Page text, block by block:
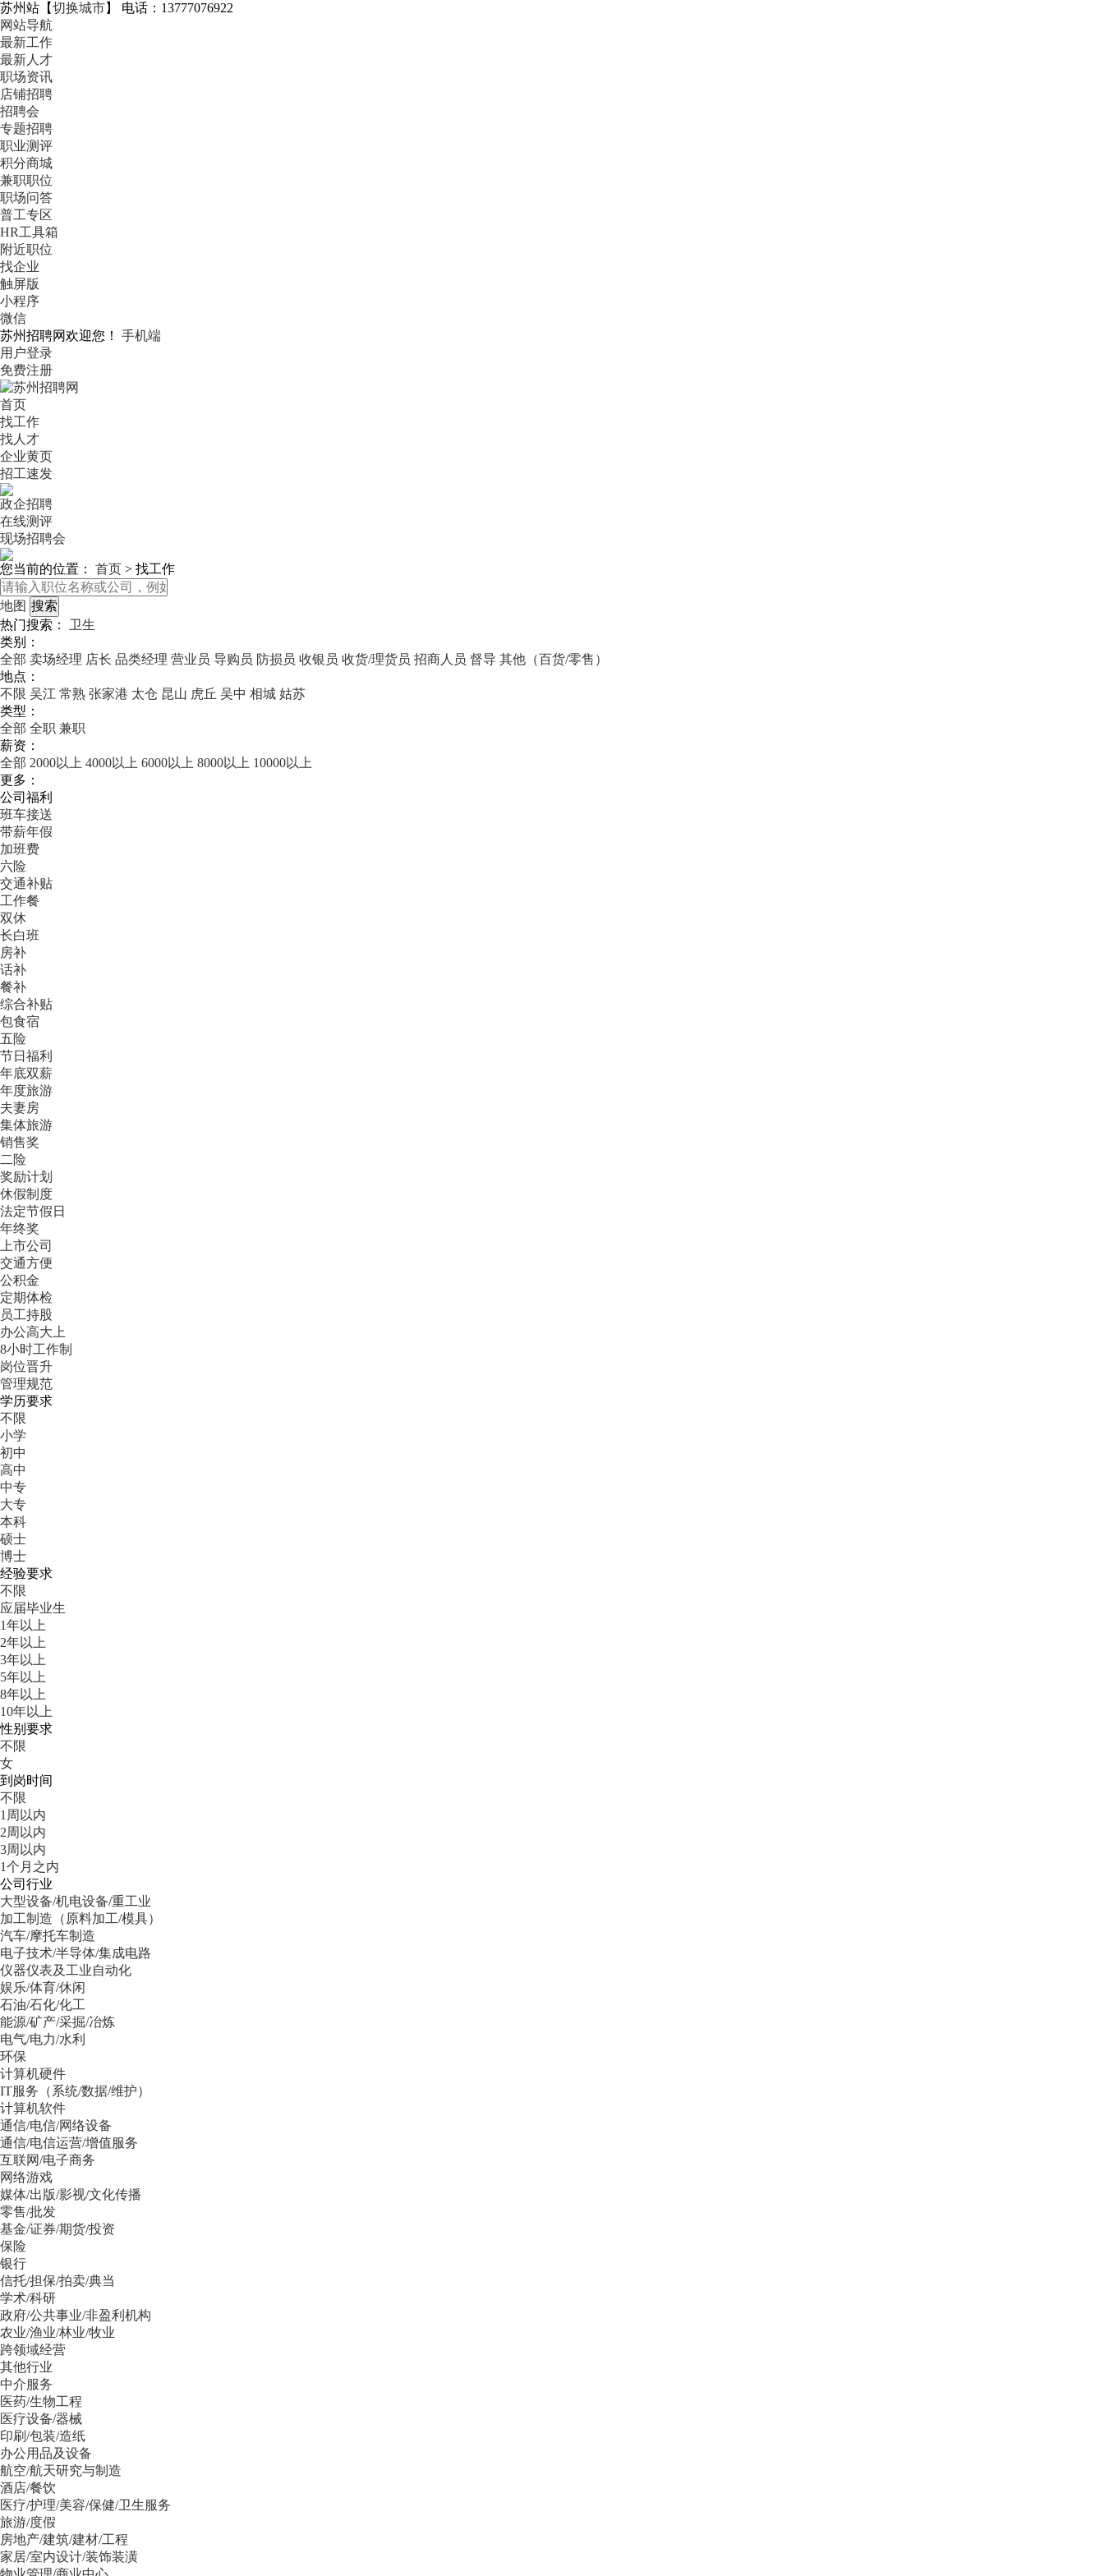
苏州站 【切换城市】
电话：13777076922
网站导航
最新工作
最新人才
职场资讯
店铺招聘
招聘会
专题招聘
职业测评
积分商城
兼职职位
职场问答
普工专区
HR工具箱
附近职位
找企业
触屏版
小程序
微信
苏州招聘网欢迎您！
手机端
用户登录
免费注册
首页
找工作
找人才
企业黄页
招工速发
政企招聘
在线测评
现场招聘会
您当前的位置： 首页 > 找工作
地图
热门搜索： 卫生
类别：
全部 卖场经理 店长 品类经理 营业员 导购员 防损员 收银员 收货/理货员 招商人员 督导 其他（百货/零售）
地点：
不限 吴江 常熟 张家港 太仓 昆山 虎丘 吴中 相城 姑苏
类型：
全部 全职 兼职
薪资：
全部 2000以上 4000以上 6000以上 8000以上 10000以上
更多：
公司福利
班车接送
带薪年假
加班费
六险
交通补贴
工作餐
双休
长白班
房补
话补
餐补
综合补贴
包食宿
五险
节日福利
年底双薪
年度旅游
夫妻房
集体旅游
销售奖
二险
奖励计划
休假制度
法定节假日
年终奖
上市公司
交通方便
公积金
定期体检
员工持股
办公高大上
8小时工作制
岗位晋升
管理规范
学历要求
不限
小学
初中
高中
中专
大专
本科
硕士
博士
经验要求
不限
应届毕业生
1年以上
2年以上
3年以上
5年以上
8年以上
10年以上
性别要求
不限
女
到岗时间
不限
1周以内
2周以内
3周以内
1个月之内
公司行业
大型设备/机电设备/重工业
加工制造（原料加工/模具）
汽车/摩托车制造
电子技术/半导体/集成电路
仪器仪表及工业自动化
娱乐/体育/休闲
石油/石化/化工
能源/矿产/采掘/冶炼
电气/电力/水利
环保
计算机硬件
IT服务（系统/数据/维护）
计算机软件
通信/电信/网络设备
通信/电信运营/增值服务
互联网/电子商务
网络游戏
媒体/出版/影视/文化传播
零售/批发
基金/证券/期货/投资
保险
银行
信托/担保/拍卖/典当
学术/科研
政府/公共事业/非盈利机构
农业/渔业/林业/牧业
跨领域经营
其他行业
中介服务
医药/生物工程
医疗设备/器械
印刷/包装/造纸
办公用品及设备
航空/航天研究与制造
酒店/餐饮
医疗/护理/美容/保健/卫生服务
旅游/度假
房地产/建筑/建材/工程
家居/室内设计/装饰装潢